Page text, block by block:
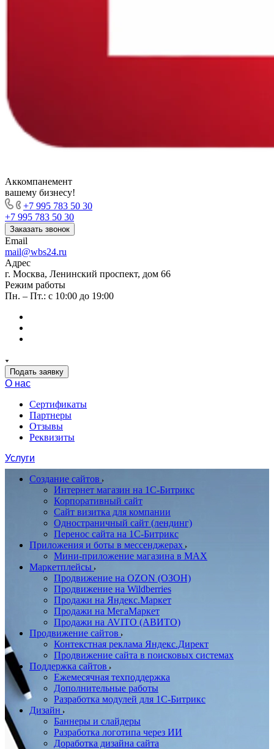
Аккомпанемент
вашему бизнесу!
+7 995 783 50 30
+7 995 783 50 30
Заказать звонок
Email
mail@wbs24.ru
Адрес
г. Москва, Ленинский проспект, дом 66
Режим работы
Пн. – Пт.: с 10:00 до 19:00
Подать заявку
О нас
Сертификаты
Партнеры
Отзывы
Реквизиты
Услуги
Создание сайтов
Интернет магазин на 1С-Битрикс
Корпоративный сайт
Сайт визитка для компании
Одностраничный сайт (лендинг)
Перенос сайта на 1С-Битрикс
Приложения и боты в мессенджерах
Мини-приложение магазина в MAX
Маркетплейсы
Продвижение на OZON (ОЗОН)
Продвижение на Wildberries
Продажи на Яндекс.Маркет
Продажи на МегаМаркет
Продажи на AVITO (АВИТО)
Продвижение сайтов
Контекстная реклама Яндекс.Директ
Продвижение сайта в поисковых системах
Поддержка сайтов
Ежемесячная техподдержка
Дополнительные работы
Разработка модулей для 1С-Битрикс
Дизайн
Баннеры и слайдеры
Разработка логотипа через ИИ
Доработка дизайна сайта